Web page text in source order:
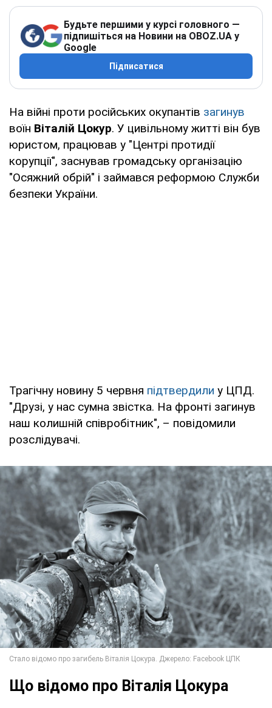
Будьте першими у курсі головного —
підпишіться на Новини на OBOZ.UA у
Google
Підписатися
На війні проти російських окупантів загинув
воїн Віталій Цокур. У цивільному житті він був
юристом, працював у "Центрі протидії
корупції", заснував громадську організацію
"Осяжний обрій" і займався реформою Служби
безпеки України.
Трагічну новину 5 червня підтвердили у ЦПД.
"Друзі, у нас сумна звістка. На фронті загинув
наш колишній співробітник", – повідомили
розслідувачі.
Що відомо про Віталія Цокура